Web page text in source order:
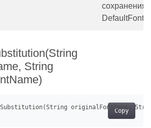
сохранения
String
Copy